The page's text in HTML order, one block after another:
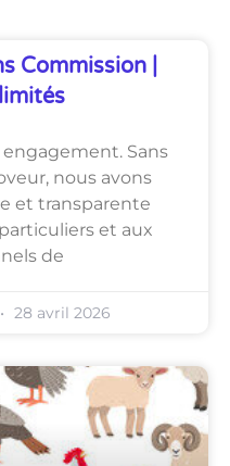
Commission |
engagement. Sans
nous avons
et transparente
et aux
de
28 avril 2026